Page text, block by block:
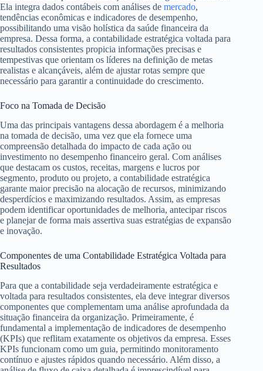
Ela integra dados contábeis com análises de mercado,
tendências econômicas e indicadores de desempenho,
possibilitando uma visão holística da saúde financeira da
empresa. Dessa forma, a contabilidade estratégica voltada para
resultados consistentes propicia informações precisas e
tempestivas que orientam os líderes na definição de metas
realistas e alcançáveis, além de ajustar rotas sempre que
necessário para garantir a continuidade do crescimento.
Foco na Tomada de Decisão
Uma das principais vantagens dessa abordagem é a melhoria
na tomada de decisão, uma vez que ela fornece uma
compreensão detalhada do impacto de cada ação ou
investimento no desempenho financeiro geral. Com análises
que destacam os custos, receitas, margens e lucros por
segmento, produto ou projeto, a contabilidade estratégica
garante maior precisão na alocação de recursos, minimizando
desperdícios e maximizando resultados. Assim, as empresas
podem identificar oportunidades de melhoria, antecipar riscos
e planejar de forma mais assertiva suas estratégias de expansão
e inovação.
Componentes de uma Contabilidade Estratégica Voltada para
Resultados
Para que a contabilidade seja verdadeiramente estratégica e
voltada para resultados consistentes, ela deve integrar diversos
componentes que complementam uma análise aprofundada da
situação financeira da organização. Primeiramente, é
fundamental a implementação de indicadores de desempenho
(KPIs) que reflitam exatamente os objetivos da empresa. Esses
KPIs funcionam como um guia, permitindo monitoramento
contínuo e ajustes rápidos quando necessário. Além disso, a